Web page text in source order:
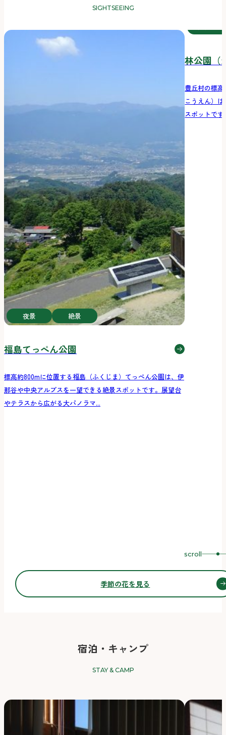
SIGHTSEEING
夜景 絶景
福島てっぺん公園
標高約800mに位置する福島（ふくじま）てっぺん公園は、伊
那谷や中央アルプスを一望できる絶景スポットです。展望台
やテラスから広がる大パノラマ...
林公園（
豊丘村の標
こうえん）
スポットで
scroll
季節の花を見る
宿泊・キャンプ
STAY & CAMP